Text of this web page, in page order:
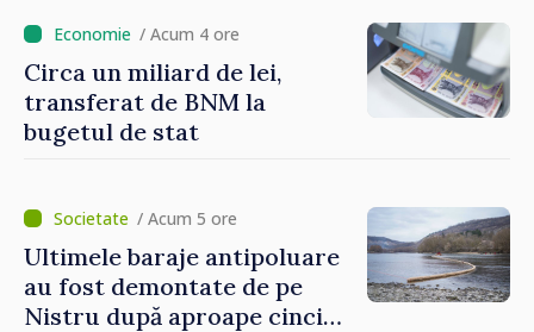
/ Acum 4 ore
Circa un miliard de lei,
transferat de BNM la
bugetul de stat
/ Acum 5 ore
Ultimele baraje antipoluare
au fost demontate de pe
Nistru după aproape cinci